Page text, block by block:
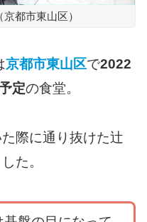
都市東山区）
京都市東山区で2022
定の食堂。
際に通り抜けた辻
た。